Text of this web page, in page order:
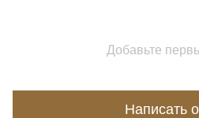
Добавьте
Написать